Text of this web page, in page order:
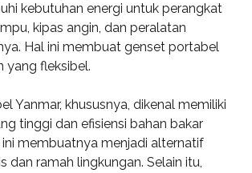
kebutuhan energi untuk perangkat
kipas angin, dan peralatan
Hal ini membuat genset portabel
yang fleksibel.
Yanmar, khususnya, dikenal memiliki
tinggi dan efisiensi bahan bakar
ini membuatnya menjadi alternatif
dan ramah lingkungan. Selain itu,